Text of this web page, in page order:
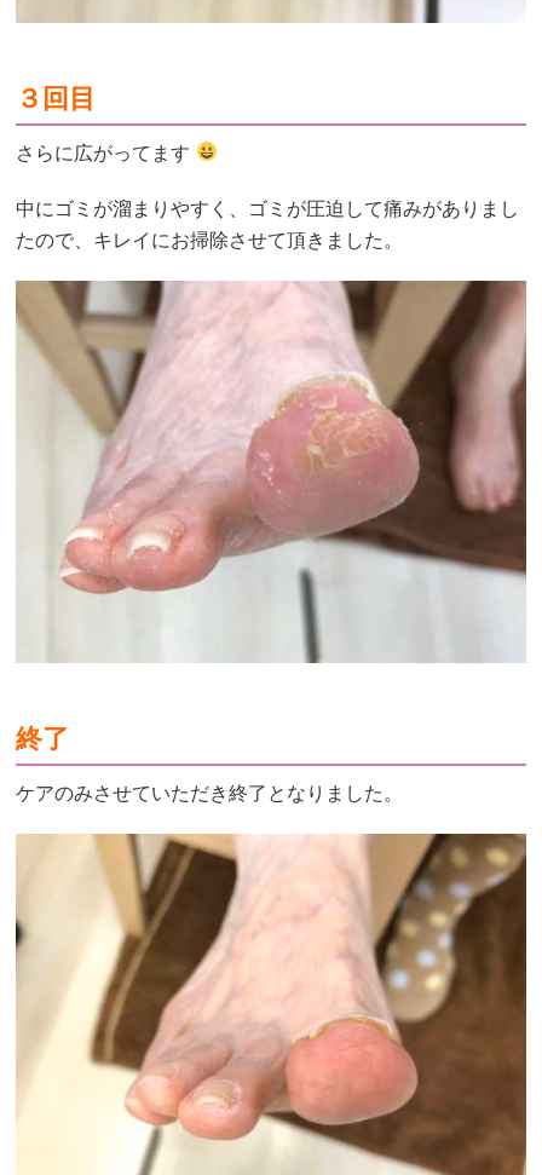
３回目
さらに広がってます
中にゴミが溜まりやすく、ゴミが圧迫して痛みがありまし
たので、キレイにお掃除させて頂きました。
終了
ケアのみさせていただき終了となりました。